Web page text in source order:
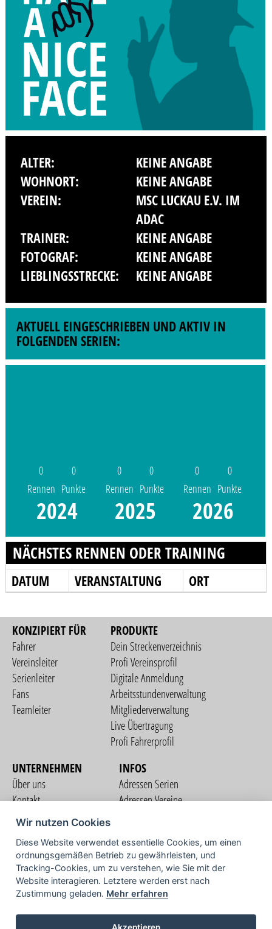
ALTER:
KEINE ANGABE
WOHNORT:
KEINE ANGABE
VEREIN:
MSC LUCKAU E.V. IM
ADAC
TRAINER:
KEINE ANGABE
FOTOGRAF:
KEINE ANGABE
LIEBLINGSSTRECKE:
KEINE ANGABE
AKTUELL EINGESCHRIEBEN UND AKTIV IN
FOLGENDEN SERIEN:
0
Rennen
0
Punkte
2024
0
Rennen
0
Punkte
2025
0
Rennen
0
Punkte
2026
NÄCHSTES RENNEN ODER TRAINING
DATUM VERANSTALTUNG ORT
KONZIPIERT FÜR
Fahrer
Vereinsleiter
Serienleiter
Fans
Teamleiter
PRODUKTE
Dein Streckenverzeichnis
Profi Vereinsprofil
Digitale Anmeldung
Arbeitsstundenverwaltung
Mitgliederverwaltung
Live Übertragung
Profi Fahrerprofil
UNTERNEHMEN
Über uns
Kontakt
Nutzungsbedingungen
Datenschutzerklärung
Impressum
INFOS
Adressen Serien
Adressen Vereine
COMMUNITY
TV
Wir nutzen Cookies
Diese Website verwendet essentielle Cookies, um einen
ordnungsgemäßen Betrieb zu gewährleisten, und
Tracking-Cookies, um zu verstehen, wie Sie mit der
Website interagieren. Letztere werden erst nach
Zustimmung geladen. Mehr erfahren